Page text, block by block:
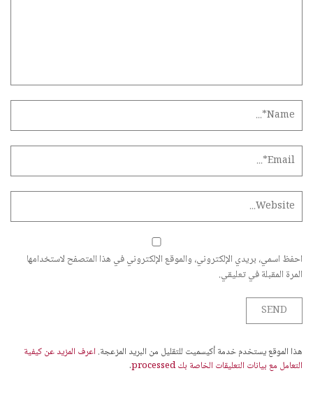
احفظ اسمي، بريدي الإلكتروني، والموقع الإلكتروني في هذا المتصفح لاستخدامها
المرة المقبلة في تعليقي.
هذا الموقع يستخدم خدمة أكيسميت للتقليل من البريد المزعجة.اعرف المزيد عن كيفية
التعامل مع بيانات التعليقات الخاصة بك processed
.